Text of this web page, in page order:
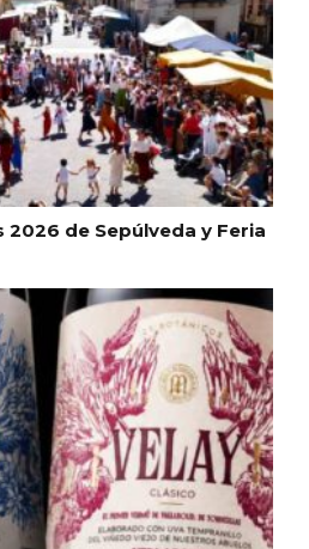
2026 de Sepúlveda y Feria
bella, el balcón de los